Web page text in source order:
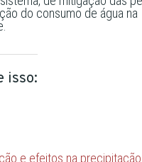
do consumo de água na
isso:
e efeitos na